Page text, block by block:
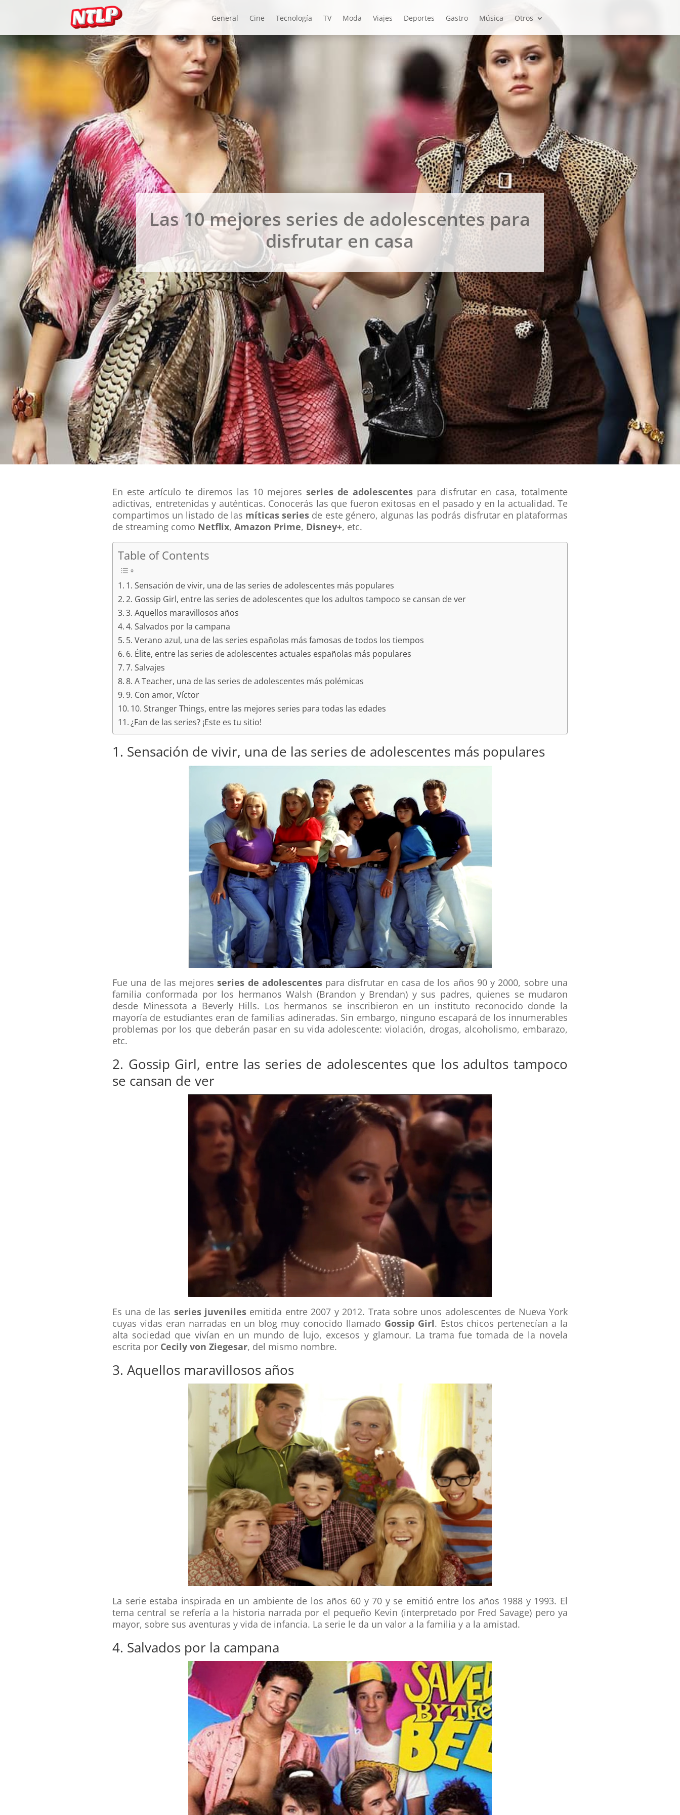
General Cine Tecnología TV Moda Viajes Deportes Gastro Música Otros
Las 10 mejores series de adolescentes para
disfrutar en casa
En este artículo te diremos las 10 mejores series de adolescentes para disfrutar en casa, totalmente
adictivas, entretenidas y auténticas. Conocerás las que fueron exitosas en el pasado y en la actualidad. Te
compartimos un listado de las míticas series de este género, algunas las podrás disfrutar en plataformas
de streaming como Netflix, Amazon Prime, Disney+, etc.
Table of Contents
1. Sensación de vivir, una de las series de adolescentes más populares
2. Gossip Girl, entre las series de adolescentes que los adultos tampoco se cansan de ver
3. Aquellos maravillosos años
4. Salvados por la campana
5. Verano azul, una de las series españolas más famosas de todos los tiempos
6. Élite, entre las series de adolescentes actuales españolas más populares
7. Salvajes
8. A Teacher, una de las series de adolescentes más polémicas
9. Con amor, Víctor
10. Stranger Things, entre las mejores series para todas las edades
¿Fan de las series? ¡Este es tu sitio!
1. Sensación de vivir, una de las series de adolescentes más populares
Fue una de las mejores series de adolescentespara disfrutar en casa de los años 90 y 2000, sobre una
familia conformada por los hermanos Walsh (Brandon y Brendan) y sus padres, quienes se mudaron
desde Minessota a Beverly Hills. Los hermanos se inscribieron en un instituto reconocido donde la
mayoría de estudiantes eran de familias adineradas. Sin embargo, ninguno escapará de los innumerables
problemas por los que deberán pasar en su vida adolescente: violación, drogas, alcoholismo, embarazo,
etc.
2. Gossip Girl, entre las series de adolescentes que los adultos tampoco
se cansan de ver
Es una de las series juveniles emitida entre 2007 y 2012. Trata sobre unos adolescentes de Nueva York
cuyas vidas eran narradas en un blog muy conocido llamado Gossip Girl. Estos chicos pertenecían a la
alta sociedad que vivían en un mundo de lujo, excesos y glamour. La trama fue tomada de la novela
escrita por Cecily von Ziegesar, del mismo nombre.
3. Aquellos maravillosos años
La serie estaba inspirada en un ambiente de los años 60 y 70 y se emitió entre los años 1988 y 1993. El
tema central se refería a la historia narrada por el pequeño Kevin (interpretado por Fred Savage) pero ya
mayor, sobre sus aventuras y vida de infancia. La serie le da un valor a la familia y a la amistad.
4. Salvados por la campana